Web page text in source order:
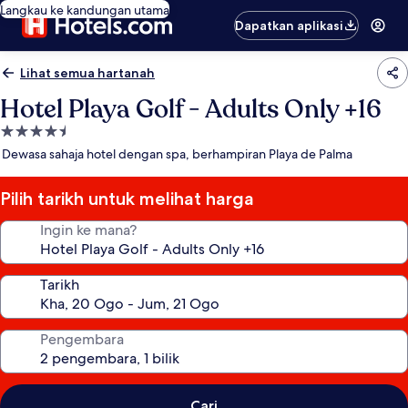
Langkau ke kandungan utama
Dapatkan aplikasi
Lihat semua hartanah
Hotel Playa Golf - Adults Only +16
Hartanah
4.5
Dewasa sahaja hotel dengan spa, berhampiran Playa de Palma
Pilih tarikh untuk melihat harga
Ingin ke mana?
Tarikh
Pengembara